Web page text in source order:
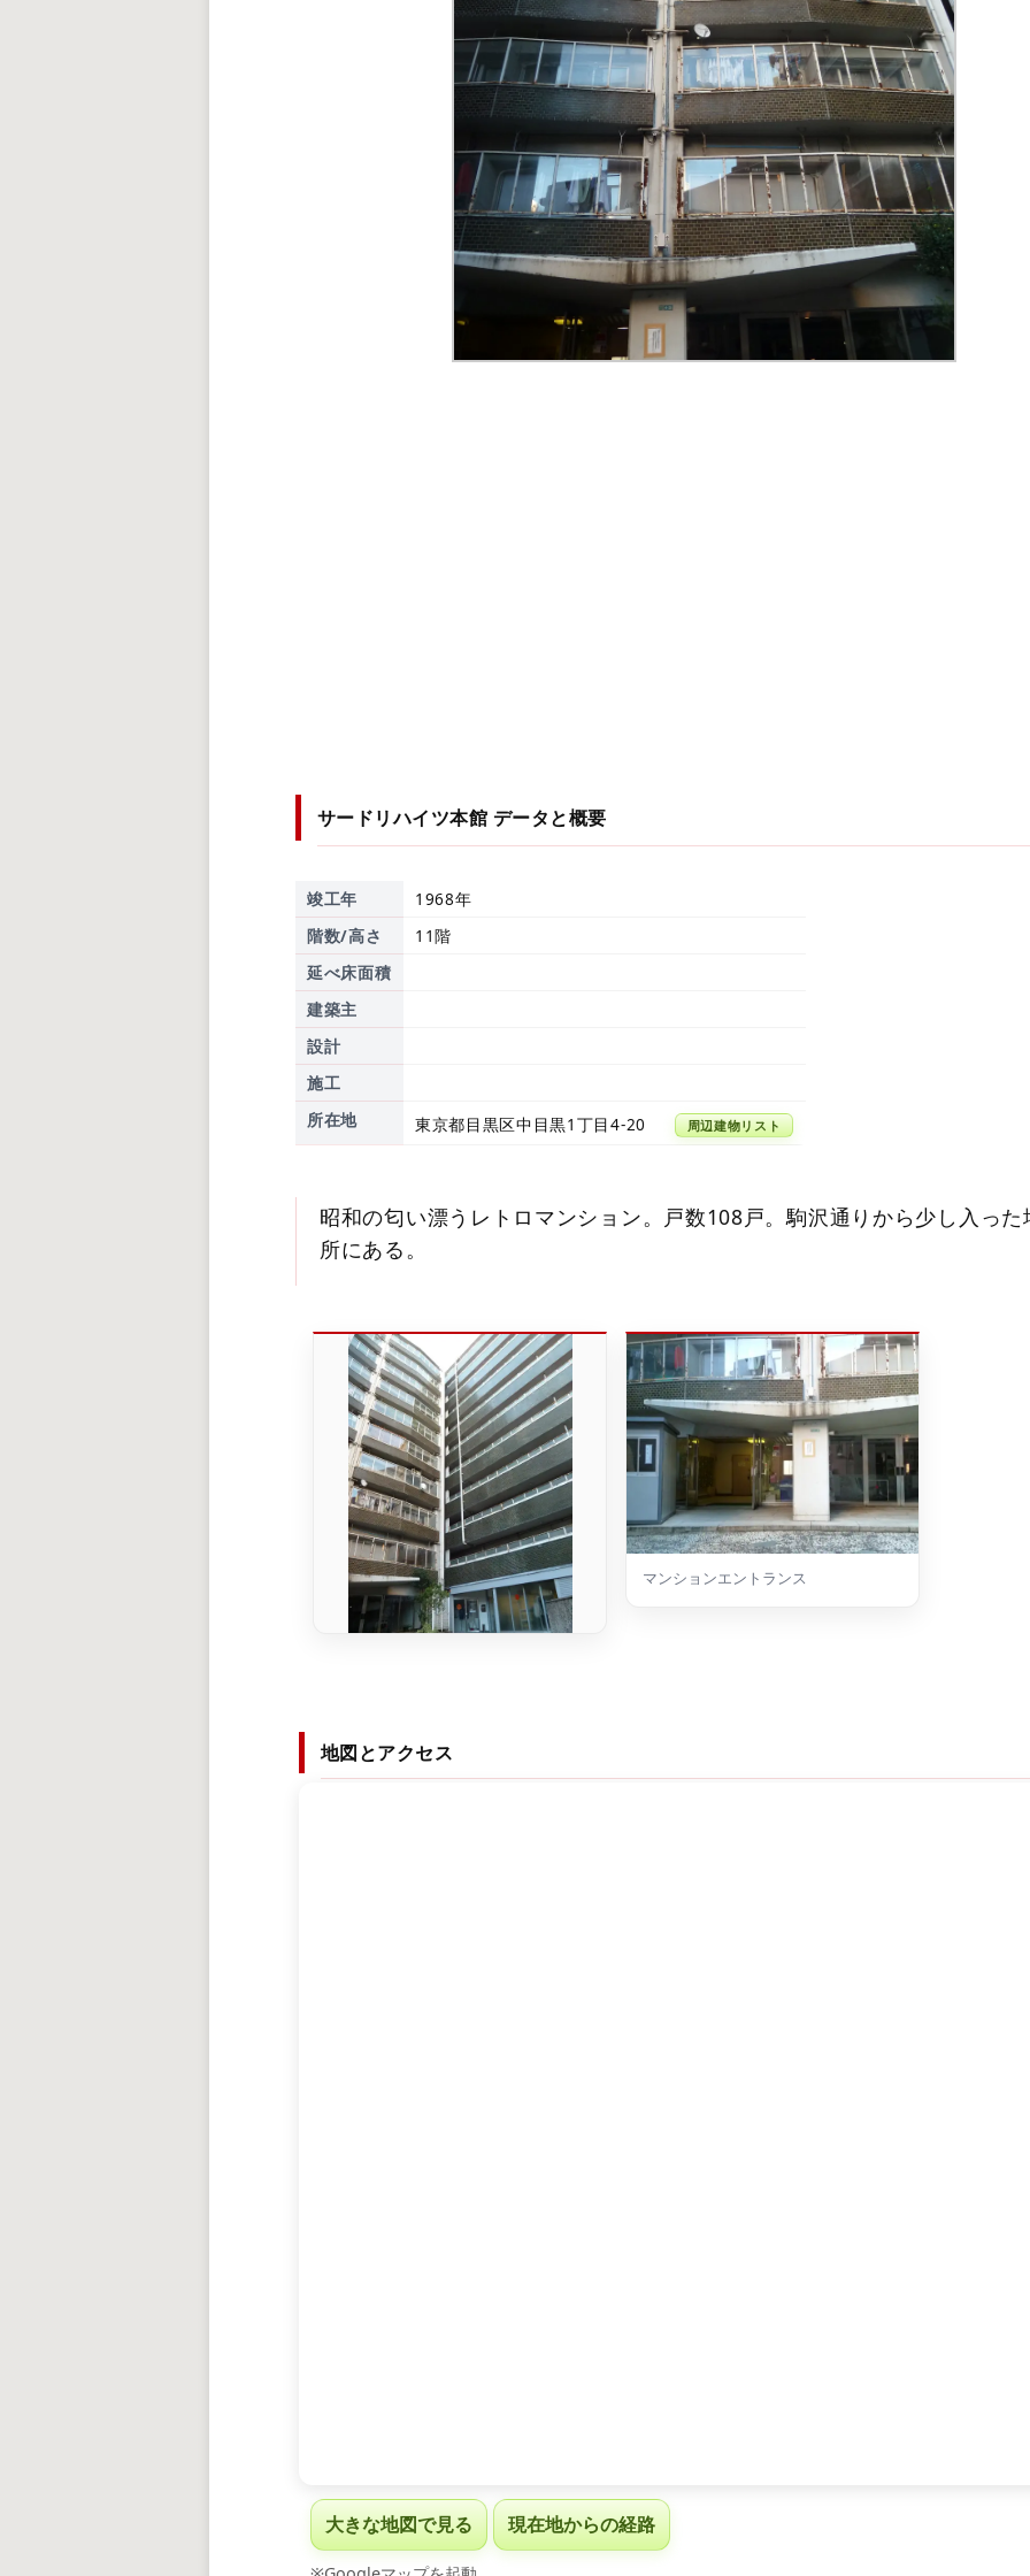
サードリハイツ本館 データと概要
竣工年
1968年
階数/高さ
11階
延べ床面積
建築主
設計
施工
所在地
東京都目黒区中目黒1丁目4-20 周辺建物リスト
昭和の匂い漂うレトロマンション。戸数108戸。駒沢通りから少し入った
所にある。
マンションエントランス
地図とアクセス
大きな地図で見る 現在地からの経路